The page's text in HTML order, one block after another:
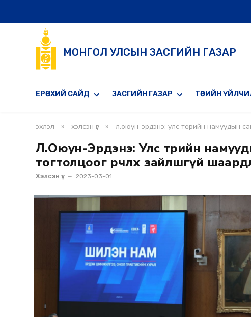
МОНГОЛ УЛСЫН ЗАСГИЙН ГАЗАР
ЕРӨНХИЙ САЙД ЗАСГИЙН ГАЗАР ТӨРИЙН
эхлэл » хэлсэн үг » л.оюун-эрдэнэ: улс төрийн намуудын
Л.Оюун-Эрдэнэ: Улс төрийн
тогтолцоог өөрчлөх зайлшгүй
Хэлсэн үг 2023-03-01